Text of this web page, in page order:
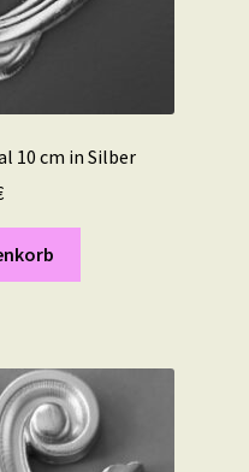
10 cm in Silber